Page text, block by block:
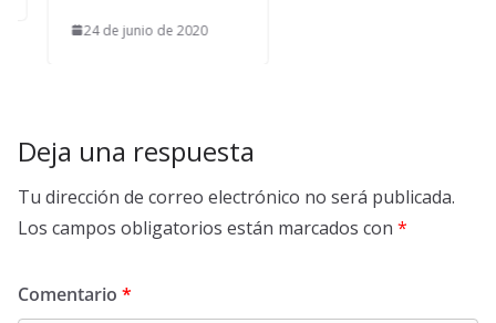
24 de junio de 2020
Deja una respuesta
Tu dirección de correo electrónico no será publicada.
Los campos obligatorios están marcados con *
Comentario *